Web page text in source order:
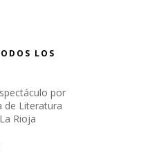
LOS
por
de Literatura
Rioja